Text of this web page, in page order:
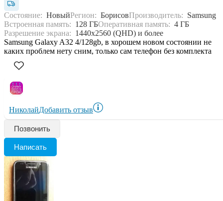
Состояние: НовыйРегион: БорисовПроизводитель: Samsung
Встроенная память: 128 ГБОперативная память: 4 ГБ
Разрешение экрана: 1440x2560 (QHD) и более
Samsung Galaxy A32 4/128gb, в хорошем новом состоянии не
каких проблем нету сним, только сам телефон без комплекта
НиколайДобавить отзыв
Позвонить
Написать